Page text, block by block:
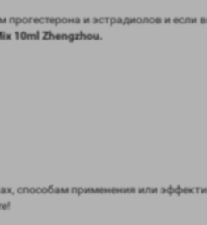
и эстрадиолов и если
10ml Zhengzhou.
способам применения или